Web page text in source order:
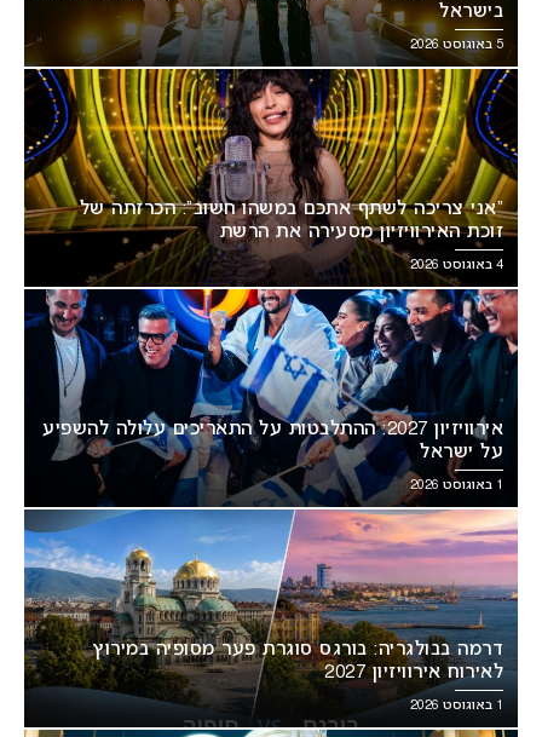
בישראל
5 באוגוסט 2026
“אני צריכה לשתף אתכם במשהו חשוב”: הכרזתה של
זוכת האירוויזיון מסעירה את הרשת
4 באוגוסט 2026
אירוויזיון 2027: ההתלבטות על התאריכים עלולה להשפיע
על ישראל
1 באוגוסט 2026
דרמה בבולגריה: בורגס סוגרת פער מסופיה במירוץ
לאירוח אירוויזיון 2027
1 באוגוסט 2026